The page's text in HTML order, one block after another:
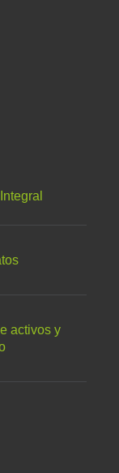
activos y